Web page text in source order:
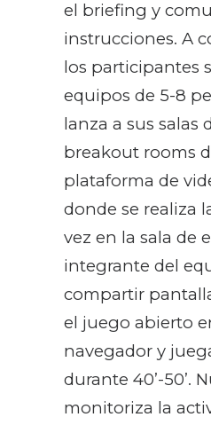
el briefing y
instrucciones. A
los participantes
equipos de 5-8
lanza a sus salas
breakout rooms
plataforma de
donde se realiza
vez en la sala de
integrante del
compartir
el juego abierto
navegador y
durante 40’-50’.
monitoriza la